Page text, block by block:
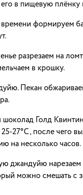
в пищевую плёнку
времени формируем
разрезаем на
в крошку.
Пекан
шоколад Голд
27°С, после чего
на несколько часов.
джандуйю нарезаем
можно смешать с